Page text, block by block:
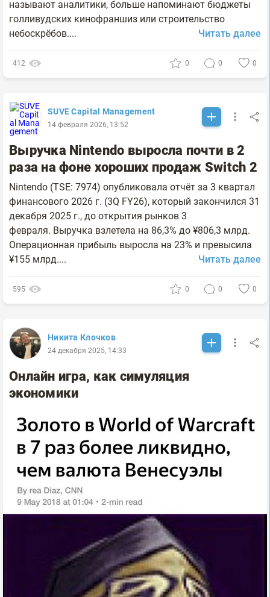
называют аналитики, больше напоминают бюджеты
голливудских кинофраншиз или строительство
небоскрёбов....
Читать далее
412 0 0 0
SUVE Capital Management
14 февраля 2026, 13:52
Выручка Nintendo выросла почти в 2
раза на фоне хороших продаж Switch 2
Nintendo (TSE: 7974) опубликовала отчёт за 3 квартал
финансового 2026 г. (3Q FY26), который закончился 31
декабря 2025 г., до открытия рынков 3
февраля. Выручка взлетела на 86,3% до ¥806,3 млрд.
Операционная прибыль выросла на 23% и превысила
¥155 млрд....
Читать далее
595 0 0 0
Никита Клочков
24 декабря 2025, 14:33
Онлайн игра, как симуляция
экономики